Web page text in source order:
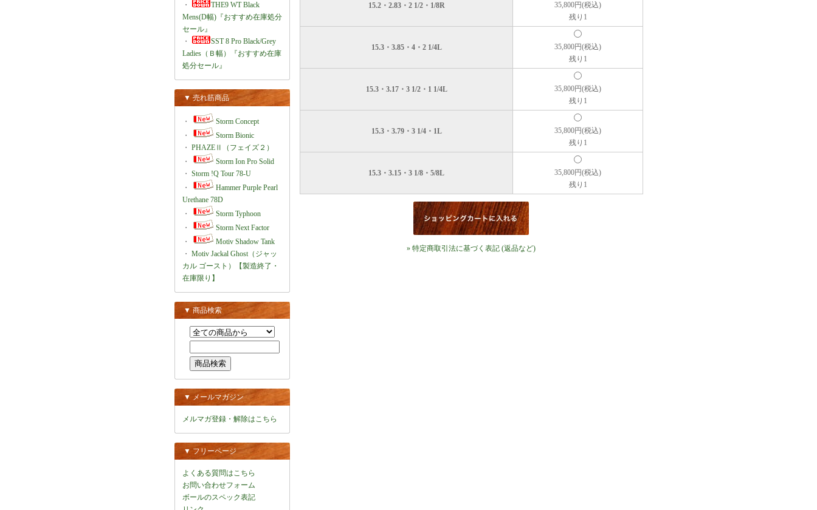
・
THE9 WT Black
Mens(D幅)『おすすめ在庫処分
セール』
・
SST 8 Pro Black/Grey
Ladies（Ｂ幅）『おすすめ在庫
処分セール』
▼ 売れ筋商品
・
Storm Concept
・
Storm Bionic
・ PHAZEⅡ（フェイズ２）
・
Storm Ion Pro Solid
・ Storm !Q Tour 78-U
・
Hammer Purple Pearl
Urethane 78D
・
Storm Typhoon
・
Storm Next Factor
・
Motiv Shadow Tank
・ Motiv Jackal Ghost（ジャッ
カル ゴースト）【製造終了・
在庫限り】
▼ 商品検索
▼ メールマガジン
メルマガ登録・解除はこちら
▼ フリーページ
よくある質問はこちら
お問い合わせフォーム
ボールのスペック表記
15.2・2.83・2 1/2・1/8R
35,800円(税込)
残り1
15.3・3.85・4・2 1/4L
35,800円(税込)
残り1
15.3・3.17・3 1/2・1 1/4L
35,800円(税込)
残り1
15.3・3.79・3 1/4・1L
35,800円(税込)
残り1
15.3・3.15・3 1/8・5/8L
35,800円(税込)
残り1
» 特定商取引法に基づく表記 (返品など)